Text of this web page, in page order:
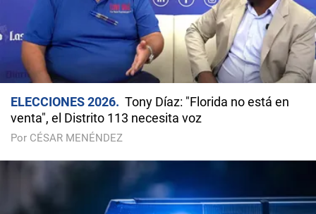
ELECCIONES 2026
Tony Díaz: "Florida no está en
venta", el Distrito 113 necesita voz
Por CÉSAR MENÉNDEZ